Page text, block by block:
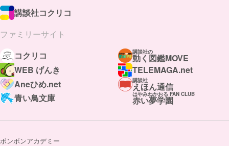
講談社コクリコ
ファミリーサイト
コクリコ
講談社の
動く図鑑MOVE
WEB げんき
TELEMAGA.net
Aneひめ.net
講談社
えほん通信
青い鳥文庫
はやみねかおる FAN CLUB
赤い夢学園
ボンボンアカデミー